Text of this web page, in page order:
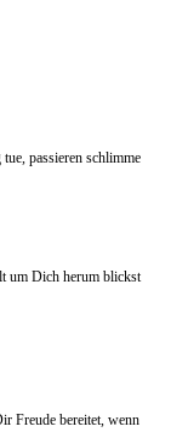
passieren schlimme
um Dich herum blickst
Freude bereitet, wenn